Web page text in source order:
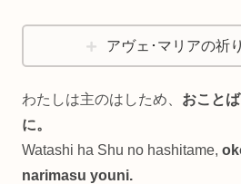
アヴェ･マリアの祈
わたしは主のはしため、 おこと
に。
Watashi ha Shu no hashitame,
narimasu youni.